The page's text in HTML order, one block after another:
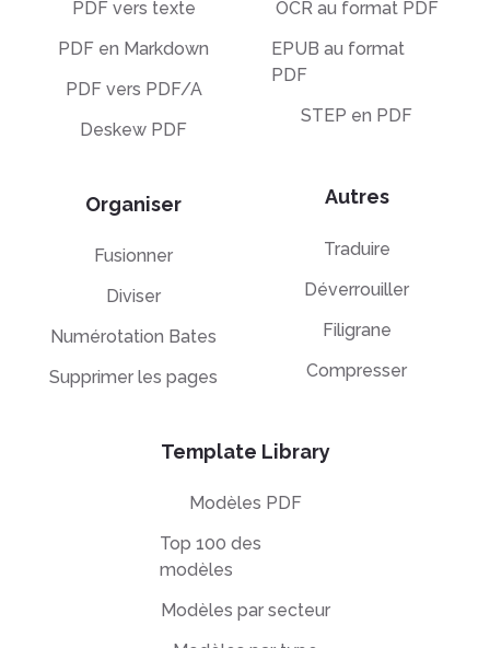
PDF vers texte
PDF en Markdown
PDF vers PDF/A
Deskew PDF
Organiser
Fusionner
Diviser
Numérotation Bates
Supprimer les pages
OCR au format PDF
EPUB au format
PDF
STEP en PDF
Autres
Traduire
Déverrouiller
Filigrane
Compresser
Template Library
Modèles PDF
Top 100 des
modèles
Modèles par secteur